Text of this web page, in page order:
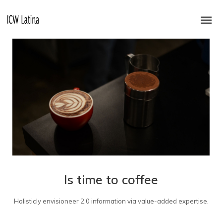
Is time to coffee
Holisticly envisioneer 2.0 information via value-added expertise.